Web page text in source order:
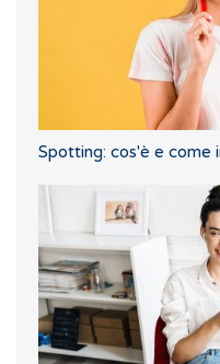
Spotting: cos'è e come